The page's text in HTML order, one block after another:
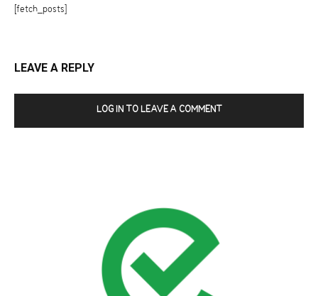
[fetch_posts]
LEAVE A REPLY
LOG IN TO LEAVE A COMMENT